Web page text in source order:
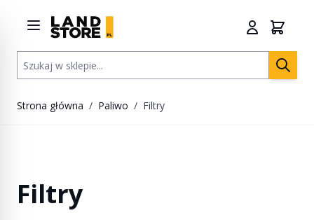
Szukaj w sklepie...
Strona główna / Paliwo / Filtry
Filtry